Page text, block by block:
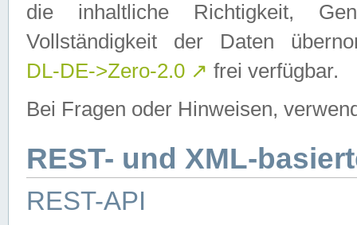
die inhaltliche Richtigkeit,
Vollständigkeit der Daten
DL-DE->Zero-2.0 ↗ frei verfügbar.
Bei Fragen oder Hinweisen,
REST- und XML-
REST-API